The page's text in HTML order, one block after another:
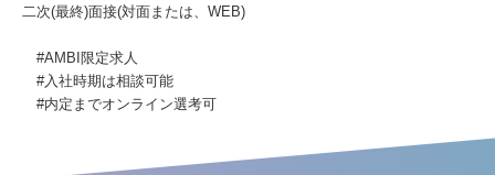
二次(最終)面接(対面または、WEB)
#AMBI限定求人
#入社時期は相談可能
#内定までオンライン選考可